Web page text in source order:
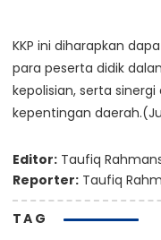
KKP ini diharapkan
para peserta didik
kepolisian, serta
kepentingan
Editor: Taufiq
Reporter: Taufiq
TAG